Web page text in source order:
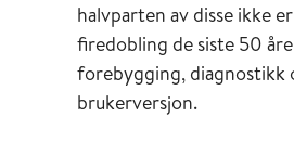
halvparten av disse ikke
firedobling de siste 50
forebygging, diagnostikk
brukerversjon.